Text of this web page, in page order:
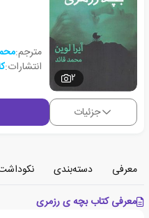
2
مترجم:
انتشارات:
جزئیات
معرفی دسته‌بندی
معرفی کتاب بچه ی رزمری